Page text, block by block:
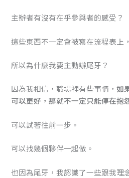
主辦者有沒有在乎參與者的感受？
這些東西不一定會被寫在流程表上
所以為什麼我要主動辦尾牙？
因為我相信，職場裡有些事情，如
可以更好，那就不一定只能停在抱
可以試著往前一步。
可以找幾個夥伴一起做。
也因為尾牙，我認識了一些跟我理